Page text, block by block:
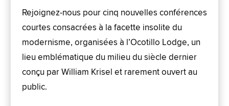
Rejoignez-nous pour cinq nouvelles conférences
courtes consacrées à la facette insolite du
modernisme, organisées à l’Ocotillo Lodge, un
lieu emblématique du milieu du siècle dernier
conçu par William Krisel et rarement ouvert au
public.